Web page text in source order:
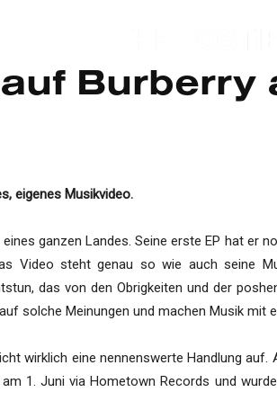
Burberry
eigenes Musikvideo.
ganzen Landes. Seine erste EP hat er
Video steht genau so wie auch seine
das von den Obrigkeiten und der
solche Meinungen und machen Musik mit
wirklich eine nennenswerte Handlung auf.
1. Juni via Hometown Records und